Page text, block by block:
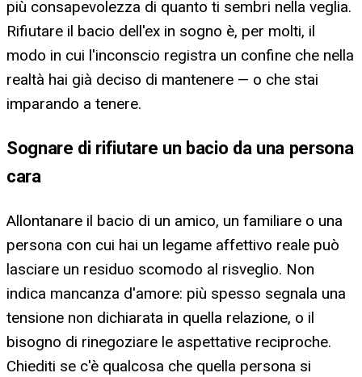
più consapevolezza di quanto ti sembri nella veglia.
Rifiutare il bacio dell'ex in sogno è, per molti, il
modo in cui l'inconscio registra un confine che nella
realtà hai già deciso di mantenere — o che stai
imparando a tenere.
Sognare di rifiutare un bacio da una persona
cara
Allontanare il bacio di un amico, un familiare o una
persona con cui hai un legame affettivo reale può
lasciare un residuo scomodo al risveglio. Non
indica mancanza d'amore: più spesso segnala una
tensione non dichiarata in quella relazione, o il
bisogno di rinegoziare le aspettative reciproche.
Chiediti se c'è qualcosa che quella persona si